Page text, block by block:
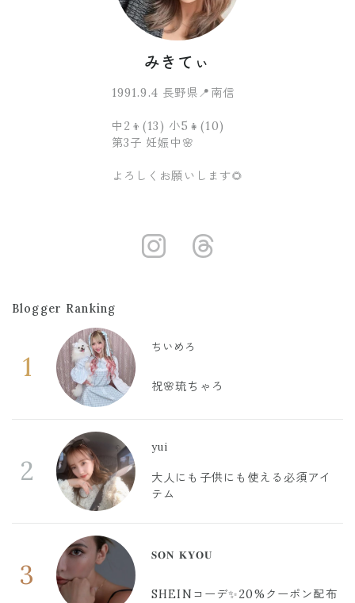
みきてぃ
1991.9.4 長野県📍南信
中2👦(13) 小5👧(10)
第3子 妊娠中🌸
よろしくお願いします🌻
https://
Blogger Ranking
1
ちいめろ
祝🌸琉ちゃろ
2
yui
大人にも子供にも使える必須アイ
テム
3
𝐒𝐎𝐍 𝐊𝐘𝐎𝐔
SHEINコーデ✨20%クーポン配布